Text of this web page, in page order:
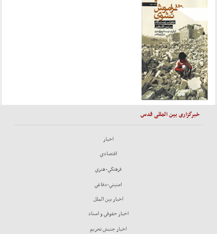
خبرگزاری بین المللی قدس
اخبار
اقتصادي
فرهنگي-هنري
امنيتي-دفاعي
اخبار بين الملل
اخبار حقوقي و اسناد
اخبار جنبش تحريم